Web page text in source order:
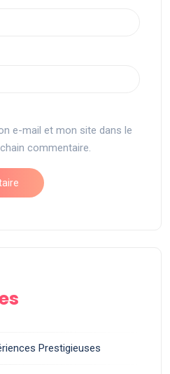
e-mail et mon site dans le
commentaire.
Prestigieuses